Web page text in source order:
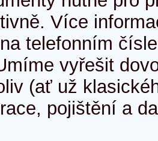
Více
telefonním
vyřešit
(ať už
pojištění a